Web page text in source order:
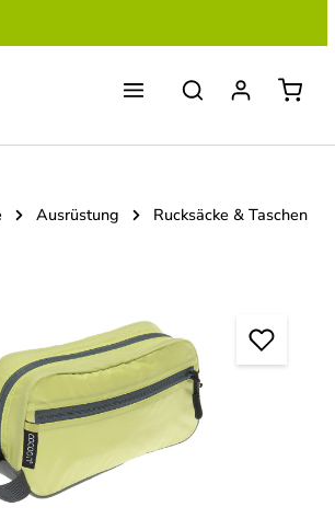
Ausrüstung
Rucksäcke & Taschen